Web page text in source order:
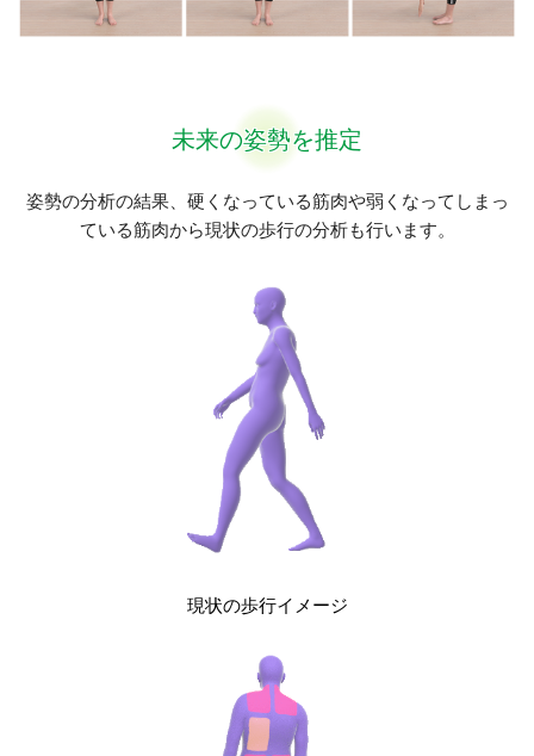
未来の姿勢を推定
姿勢の分析の結果、硬くなっている筋肉や弱くなってしまっ
ている筋肉から現状の歩行の分析も行います。
現状の歩行イメージ